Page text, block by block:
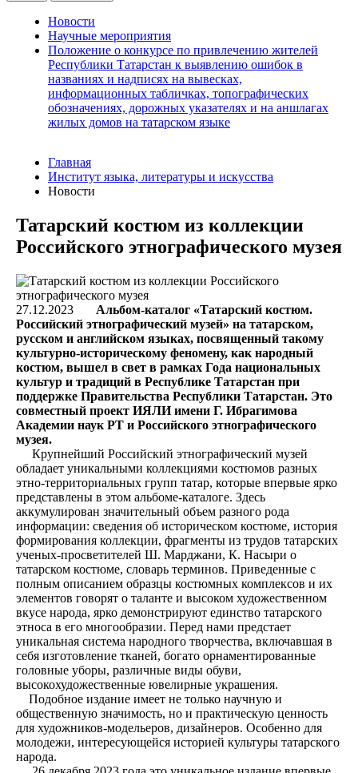
Новости
Научные мероприятия
Положение о конкурсе по привлечению жителей
Республики Татарстан к выявлению ошибок в
названиях и надписях на вывесках,
информационных табличках, топографических
обозначениях, дорожных указателях и на аншлагах
жилых домов на татарском языке
Главная
Институт языка, литературы и искусства
Новости
Татарский костюм из коллекции
Российского этнографического музея
27.12.2023
Альбом-каталог «Татарский костюм.
Российский этнографический музей» на татарском,
русском и английском языках, посвященный такому
культурно-историческому феномену, как народный
костюм, вышел в свет в рамках Года национальных
культур и традиций в Республике Татарстан при
поддержке Правительства Республики Татарстан. Это
совместный проект ИЯЛИ имени Г. Ибрагимова
Академии наук РТ и Российского этнографического
музея.
Крупнейший Российский этнографический музей
обладает уникальными коллекциями костюмов разных
этно-территориальных групп татар, которые впервые ярко
представлены в этом альбоме-каталоге. Здесь
аккумулирован значительный объем разного рода
информации: сведения об историческом костюме, история
формирования коллекции, фрагменты из трудов татарских
ученых-просветителей Ш. Марджани, К. Насыри о
татарском костюме, словарь терминов. Приведенные с
полным описанием образцы костюмных комплексов и их
элементов говорят о таланте и высоком художественном
вкусе народа, ярко демонстрируют единство татарского
этноса в его многообразии. Перед нами предстает
уникальная система народного творчества, включавшая в
себя изготовление тканей, богато орнаментированные
головные уборы, различные виды обуви,
высокохудожественные ювелирные украшения.
Подобное издание имеет не только научную и
общественную значимость, но и практическую ценность
для художников-модельеров, дизайнеров. Особенно для
молодежи, интересующейся историей культуры татарского
народа.